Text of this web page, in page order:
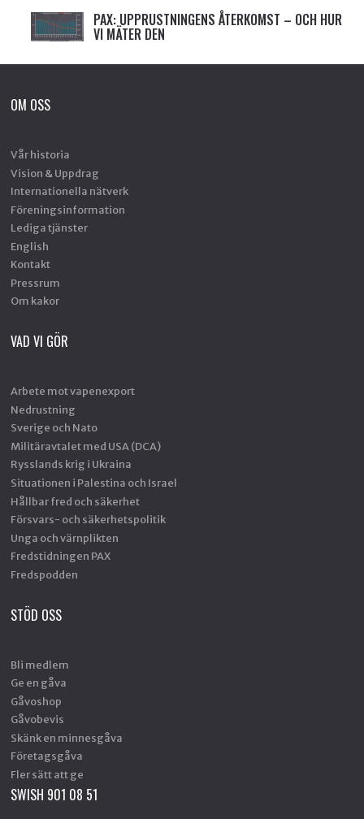
PAX: UPPRUSTNINGENS ÅTERKOMST – OCH HUR
VI MÄTER DEN
OM OSS
Vår historia
Vision & Uppdrag
Internationella nätverk
Föreningsinformation
Lediga tjänster
English
Kontakt
Pressrum
Om kakor
VAD VI GÖR
Arbete mot vapenexport
Nedrustning
Sverige och Nato
Militäravtalet med USA (DCA)
Rysslands krig i Ukraina
Situationen i Palestina och Israel
Hållbar fred och säkerhet
Försvars- och säkerhetspolitik
Unga och värnplikten
Fredstidningen PAX
Fredspodden
STÖD OSS
Bli medlem
Ge en gåva
Gåvoshop
Gåvobevis
Skänk en minnesgåva
Företagsgåva
Fler sätt att ge
SWISH 901 08 51